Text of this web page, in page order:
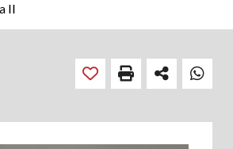
II